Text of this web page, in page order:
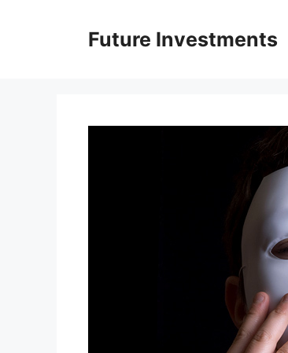
Future Investments